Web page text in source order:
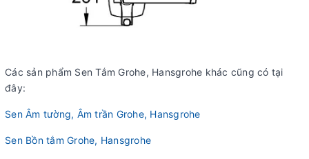
Các sản phẩm Sen Tắm Grohe, Hansgrohe khác cũng có tại
đây:
Sen Âm tường, Âm trần Grohe, Hansgrohe
Sen Bồn tắm Grohe, Hansgrohe